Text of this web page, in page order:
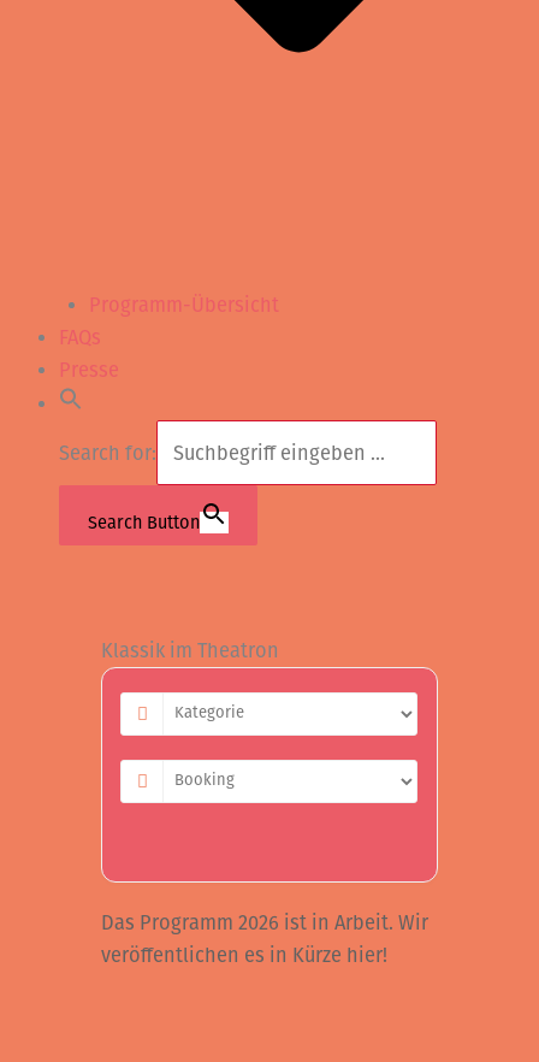
Programm-Übersicht
FAQs
Presse
Search for:
Search Button
Klassik im Theatron
Das Programm 2026 ist in Arbeit. Wir
veröffentlichen es in Kürze hier!